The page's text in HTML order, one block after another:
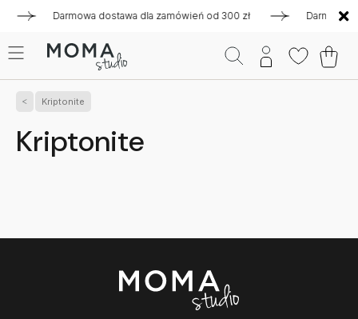
Darmowa dostawa dla zamówień od 300 zł Darmowa
Kriptonite
Kriptonite